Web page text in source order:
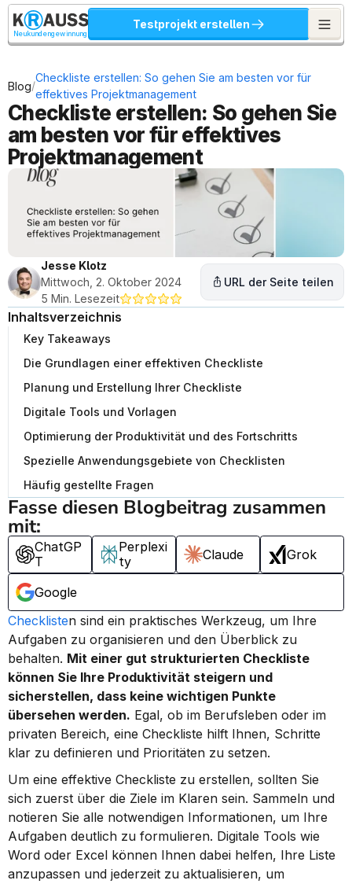
Neukundengewinnung
Testprojekt erstellen
Blog/
Checkliste erstellen: So gehen Sie am besten vor für
effektives Projektmanagement
Checkliste erstellen: So gehen Sie
am besten vor für effektives
Projektmanagement
Jesse Klotz
Mittwoch, 2. Oktober 2024
5 Min. Lesezeit
URL der Seite teilen
Inhaltsverzeichnis
Key Takeaways
Die Grundlagen einer effektiven Checkliste
Planung und Erstellung Ihrer Checkliste
Digitale Tools und Vorlagen
Optimierung der Produktivität und des Fortschritts
Spezielle Anwendungsgebiete von Checklisten
Häufig gestellte Fragen
Fasse diesen Blogbeitrag zusammen
mit:
ChatGP
T
Perplexi
ty
Claude Grok
Google
Checklisten sind ein praktisches Werkzeug, um Ihre
Aufgaben zu organisieren und den Überblick zu
behalten. Mit einer gut strukturierten Checkliste
können Sie Ihre Produktivität steigern und
sicherstellen, dass keine wichtigen Punkte
übersehen werden. Egal, ob im Berufsleben oder im
privaten Bereich, eine Checkliste hilft Ihnen, Schritte
klar zu definieren und Prioritäten zu setzen.
Um eine effektive Checkliste zu erstellen, sollten Sie
sich zuerst über die Ziele im Klaren sein. Sammeln und
notieren Sie alle notwendigen Informationen, um Ihre
Aufgaben deutlich zu formulieren. Digitale Tools wie
Word oder Excel können Ihnen dabei helfen, Ihre Liste
anzupassen und jederzeit zu aktualisieren, um